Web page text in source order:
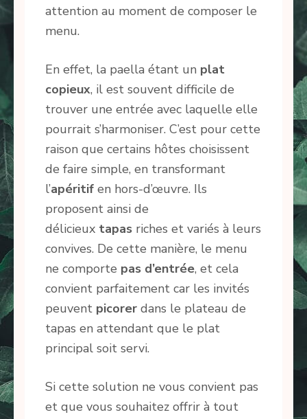
attention au moment de composer le
menu.
En effet, la paella étant un plat
copieux, il est souvent difficile de
trouver une entrée avec laquelle elle
pourrait s’harmoniser. C’est pour cette
raison que certains hôtes choisissent
de faire simple, en transformant
l’apéritif en hors-d’œuvre. Ils
proposent ainsi de
délicieux tapas riches et variés à leurs
convives. De cette manière, le menu
ne comporte pas d’entrée, et cela
convient parfaitement car les invités
peuvent picorer dans le plateau de
tapas en attendant que le plat
principal soit servi.
Si cette solution ne vous convient pas
et que vous souhaitez offrir à tout